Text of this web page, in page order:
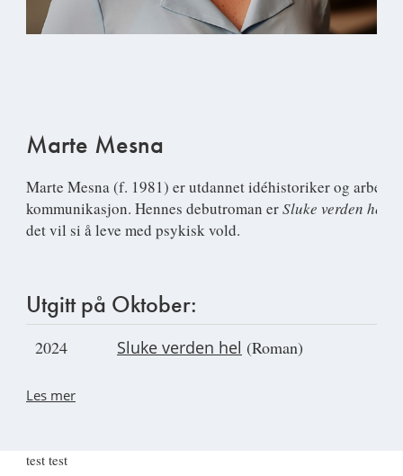
Marte Mesna
Marte Mesna(f. 1981) er utdannet idéhistoriker og
kommunikasjon. Hennes debutroman erSluke verden hel ,
det vil si å leve med psykisk vold.
Utgitt på Oktober:
2024 Sluke verden hel (Roman)
Les mer
test test